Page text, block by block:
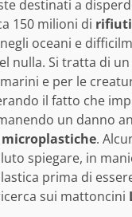
destinati a
150 milioni di rifiuti
oceani e
nulla. Si tratta di
e per le
il fatto che
un danno
microplastiche.
spiegare, in
prima di
sui mattoncini